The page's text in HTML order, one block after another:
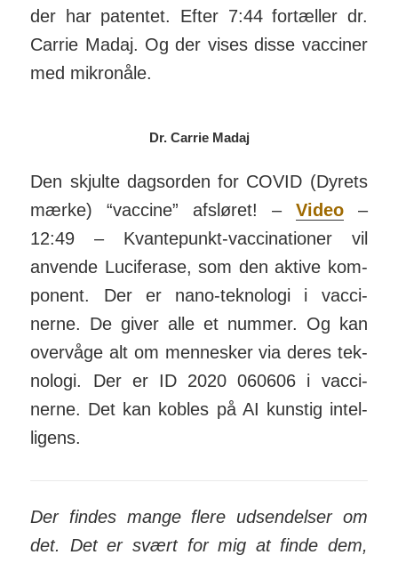
der har patentet. Efter 7:44 fortæller dr.
Carrie Madaj. Og der vises disse vac­ciner
med mikro­nåle.
Dr. Carrie Madaj
Den skjulte dagsorden for COVID (Dyrets
mærke) “vaccine” afsløret! – Video–
12:49 – Kvante­punkt-vacci­na­tioner vil
anvende Luci­ferase, som den aktive kom­
ponent. Der er nano-tek­nologi i vacci­
nerne. De giver alle et nummer. Og kan
over­våge alt om men­nesker via deres tek­
nologi. Der er ID 2020 060606 i vacci­­
nerne. Det kan kobles på AI kunstig intel­
ligens.
Der findes mange flere udsen­delser om
det. Det er svært for mig at finde dem,